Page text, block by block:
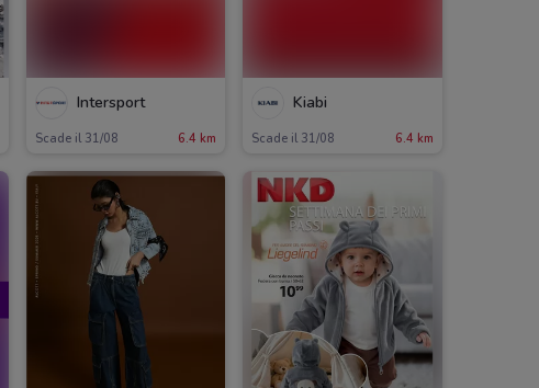
Intersport
Scade il 31/08 6.4 km
Kiabi
Scade il 31/08 6.4 km